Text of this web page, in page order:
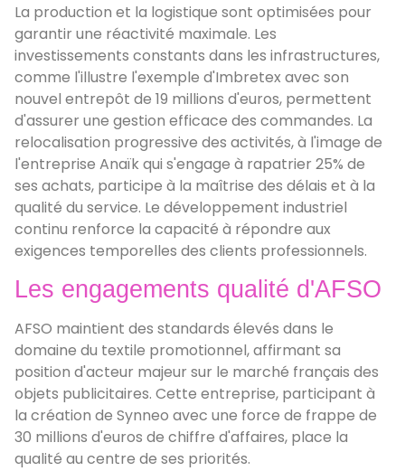
La production et la logistique sont optimisées pour
garantir une réactivité maximale. Les
investissements constants dans les infrastructures,
comme l'illustre l'exemple d'Imbretex avec son
nouvel entrepôt de 19 millions d'euros, permettent
d'assurer une gestion efficace des commandes. La
relocalisation progressive des activités, à l'image de
l'entreprise Anaïk qui s'engage à rapatrier 25% de
ses achats, participe à la maîtrise des délais et à la
qualité du service. Le développement industriel
continu renforce la capacité à répondre aux
exigences temporelles des clients professionnels.
Les engagements qualité d'AFSO
AFSO maintient des standards élevés dans le
domaine du textile promotionnel, affirmant sa
position d'acteur majeur sur le marché français des
objets publicitaires. Cette entreprise, participant à
la création de Synneo avec une force de frappe de
30 millions d'euros de chiffre d'affaires, place la
qualité au centre de ses priorités.